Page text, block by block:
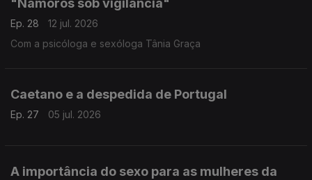
"Namoros sob vigilância"
Ep. 28
12 jul. 2026
Com a psicóloga e sexóloga Tânia Graça
Caetano e a despedida de Portugal
Ep. 27 05 jul. 2026
A importância do sexo para as mulheres da